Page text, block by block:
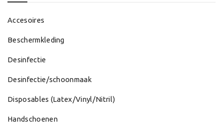
Accesoires
Beschermkleding
Desinfectie
Desinfectie/schoonmaak
Disposables (Latex/Vinyl/Nitril)
Handschoenen